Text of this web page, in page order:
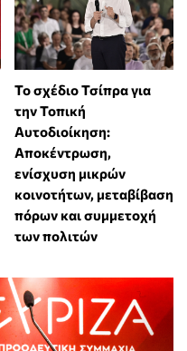
Το σχέδιο Τσίπρα για
την Τοπική
Αυτοδιοίκηση:
Αποκέντρωση,
ενίσχυση μικρών
κοινοτήτων, μεταβίβαση
πόρων και συμμετοχή
των πολιτών